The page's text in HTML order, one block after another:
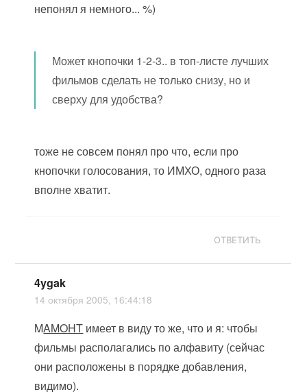
непонял я немного... %)
Может кнопочки 1-2-3.. в топ-листе лучших
фильмов сделать не только снизу, но и
сверху для удобства?
тоже не совсем понял про что, если про
кнопочки голосования, то ИМХО, одного раза
вполне хватит.
ОТВЕТИТЬ
4ygak
14 октября 2005, 16:44:18
MAMOHT имеет в виду то же, что и я: чтобы
фильмы располагались по алфавиту (сейчас
они расположены в порядке добавления,
видимо).